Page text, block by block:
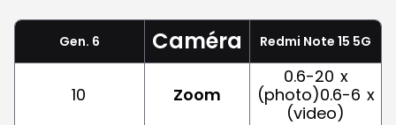
Gen. 6 Caméra Redmi Note 15 5G
10 Zoom
0.6-20 x
(photo)0.6-6 x
(video)